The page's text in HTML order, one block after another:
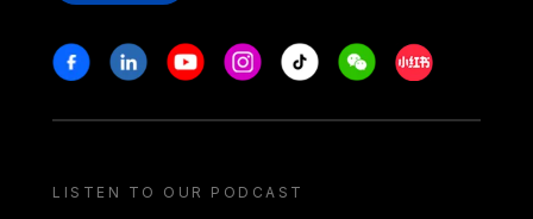
Stay in touch
FacebookLinkedinYoutubeInstagram
Tiktok WeechatXiaohongshu/
LISTEN TO OUR PODCAST